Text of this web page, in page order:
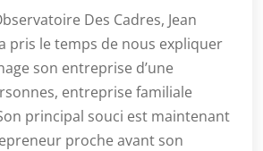
Des Cadres, Jean
pris le temps de nous expliquer
son entreprise d’une
entreprise familiale
principal souci est maintenant
proche avant son